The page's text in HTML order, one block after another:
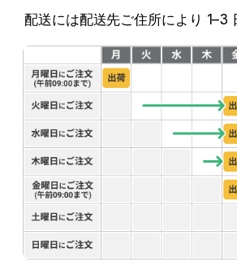
配送には配送先ご住所により 1–3